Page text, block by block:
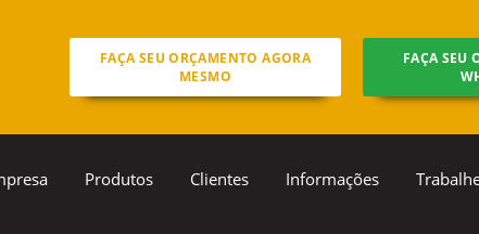
FAÇA SEU ORÇAMENTO AGORA
MESMO
FAÇA SEU
Produtos Clientes Informações